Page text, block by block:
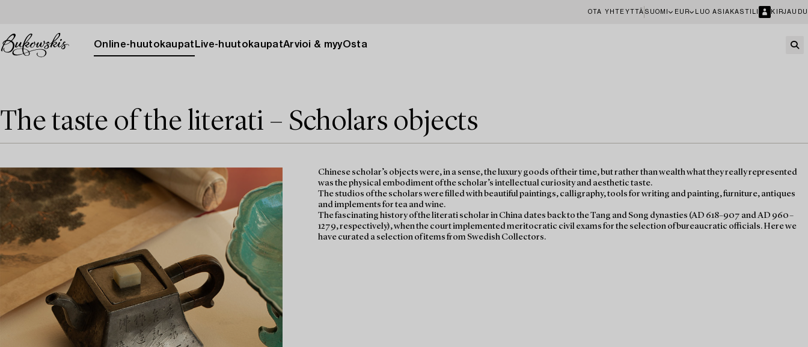
OTA YHTEYTTÄ SUOMI EUR LUO ASIAKASTILI KIRJAUDU
Online-huutokaupat Live-huutokaupatArvioi & myyOsta
The taste of the literati – Scholars objects
Chinese scholar’s objects were, in a sense, the luxury goods of their time, but rather than wealth what they really represented
was the physical embodiment of the scholar’s intellectual curiosity and aesthetic taste.
The studios of the scholars were filled with beautiful paintings, calligraphy, tools for writing and painting, furniture, antiques
and implements for tea and wine.
The fascinating history of the literati scholar in China dates back to the Tang and Song dynasties (AD 618–907 and AD 960–
1279, respectively), when the court implemented meritocratic civil exams for the selection of bureaucratic officials. Here we
have curated a selection of items from Swedish Collectors.